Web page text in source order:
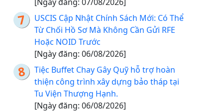
USCIS Cập Nhật Chính Sách Mới: Có Thể
Từ Chối Hồ Sơ Mà Không Cần Gửi RFE
Hoặc NOID Trước
[Ngày đăng: 06/08/2026]
Tiệc Buffet Chay Gây Quỹ hỗ trợ hoàn
thiện công trình xây dựng bảo tháp tại
Tu Viện Thượng Hạnh.
[Ngày đăng: 06/08/2026]